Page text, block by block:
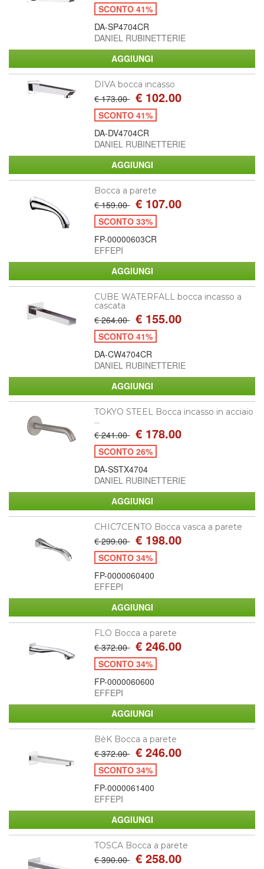
SCONTO 41%
DA-SP4704CR
DANIEL RUBINETTERIE
DIVA bocca incasso
€ 173.00 € 102.00
SCONTO 41%
DA-DV4704CR
DANIEL RUBINETTERIE
Bocca a parete
€ 159.00 € 107.00
SCONTO 33%
FP-00000603CR
EFFEPI
CUBE WATERFALL bocca incasso a
cascata
€ 264.00 € 155.00
SCONTO 41%
DA-CW4704CR
DANIEL RUBINETTERIE
TOKYO STEEL Bocca incasso in acciaio
...
€ 241.00 € 178.00
SCONTO 26%
DA-SSTX4704
DANIEL RUBINETTERIE
CHIC7CENTO Bocca vasca a parete
€ 299.00 € 198.00
SCONTO 34%
FP-0000060400
EFFEPI
FLO Bocca a parete
€ 372.00 € 246.00
SCONTO 34%
FP-0000060600
EFFEPI
BèK Bocca a parete
€ 372.00 € 246.00
SCONTO 34%
FP-0000061400
EFFEPI
TOSCA Bocca a parete
€ 390.00 € 258.00